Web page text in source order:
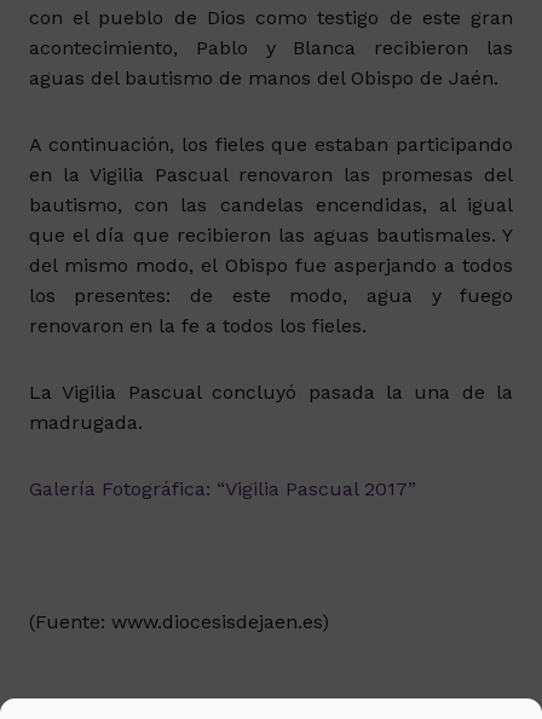
con el pueblo de Dios como testigo de este gran
acontecimiento, Pablo y Blanca recibieron las
aguas del bautismo de manos del Obispo de Jaén.
A continuación, los fieles que estaban participando
en la Vigilia Pascual renovaron las promesas del
bautismo, con las candelas encendidas, al igual
que el día que recibieron las aguas bautismales. Y
del mismo modo, el Obispo fue asperjando a todos
los presentes: de este modo, agua y fuego
renovaron en la fe a todos los fieles.
La Vigilia Pascual concluyó pasada la una de la
madrugada.
Galería Fotográfica: “Vigilia Pascual 2017”
(Fuente: www.diocesisdejaen.es)